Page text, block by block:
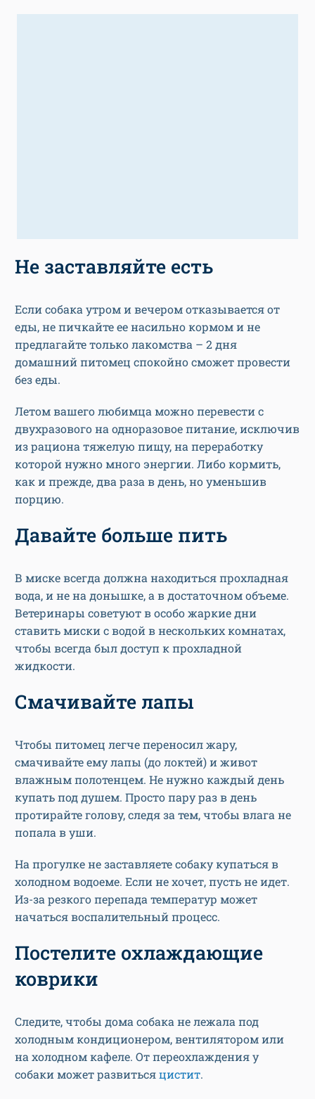
Не заставляйте есть
Если собака утром и вечером отказывается от
еды, не пичкайте ее насильно кормом и не
предлагайте только лакомства – 2 дня
домашний питомец спокойно сможет провести
без еды.
Летом вашего любимца можно перевести с
двухразового на одноразовое питание, исключив
из рациона тяжелую пищу, на переработку
которой нужно много энергии. Либо кормить,
как и прежде, два раза в день, но уменьшив
порцию.
Давайте больше пить
В миске всегда должна находиться прохладная
вода, и не на донышке, а в достаточном объеме.
Ветеринары советуют в особо жаркие дни
ставить миски с водой в нескольких комнатах,
чтобы всегда был доступ к прохладной
жидкости.
Смачивайте лапы
Чтобы питомец легче переносил жару,
смачивайте ему лапы (до локтей) и живот
влажным полотенцем. Не нужно каждый день
купать под душем. Просто пару раз в день
протирайте голову, следя за тем, чтобы влага не
попала в уши.
На прогулке не заставляете собаку купаться в
холодном водоеме. Если не хочет, пусть не идет.
Из-за резкого перепада температур может
начаться воспалительный процесс.
Постелите охлаждающие
коврики
Следите, чтобы дома собака не лежала под
холодным кондиционером, вентилятором или
на холодном кафеле. От переохлаждения у
собаки может развитьсяцистит.